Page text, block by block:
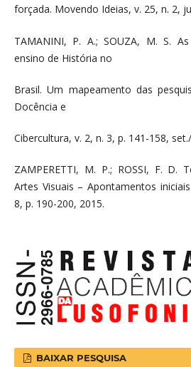
forçada. Movendo Ideias, v. 25, n. 2,
TAMANINI, P. A.; SOUZA, M. S.
ensino de História no
Brasil. Um mapeamento das
Docência e
Cibercultura, v. 2, n. 3, p. 141-158,
ZAMPERETTI, M. P.; ROSSI, F. D.
Artes Visuais – Apontamentos
8, p. 190-200, 2015.
BAIXAR PESQUISA